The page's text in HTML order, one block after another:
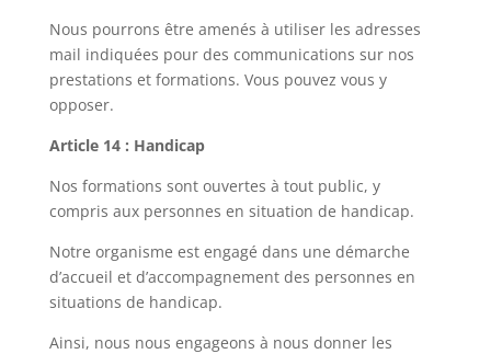
Nous pourrons être amenés à utiliser les adresses
mail indiquées pour des communications sur nos
prestations et formations. Vous pouvez vous y
opposer.
Article 14 : Handicap
Nos formations sont ouvertes à tout public, y
compris aux personnes en situation de handicap.
Notre organisme est engagé dans une démarche
d’accueil et d’accompagnement des personnes en
situations de handicap.
Ainsi, nous nous engageons à nous donner les